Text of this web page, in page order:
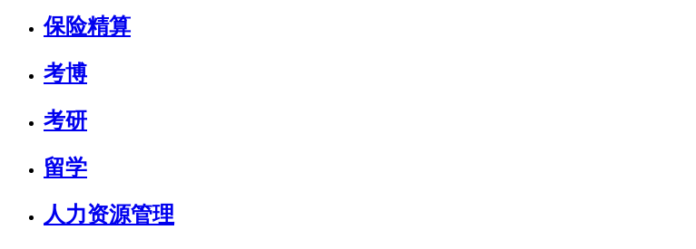
保险精算
考博
考研
留学
人力资源管理